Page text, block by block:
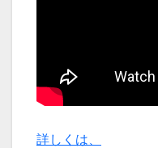
詳しくは、